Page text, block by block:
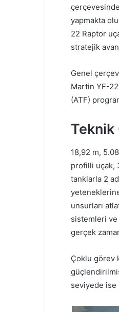
yapmakta
22 Raptor
stratejik
Genel
Martin YF-
(ATF)
Teknik
18,92 m,
profilli uçak,
tanklarla 2
unsurları
sistemleri
gerçek
Çoklu görev
seviyede ise